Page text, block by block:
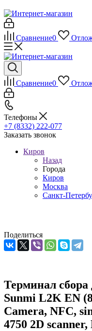
Сравнение0
Сравнение0
Телефоны
+7 (8332) 222-077
Заказать звонок
Киров
Назад
Города
Киров
Москва
Санкт-
Поделиться
Терминал
Sunmi L2K EN
Camera, NFC,
4750 2D